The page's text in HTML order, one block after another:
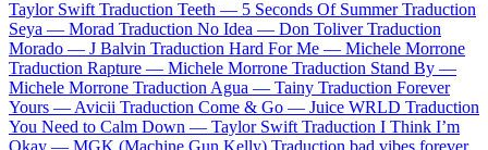
Taylor Swift Traduction Teeth — 5 Seconds Of Summer Traduction
Seya — Morad Traduction No Idea — Don Toliver Traduction
Morado — J Balvin Traduction Hard For Me — Michele Morrone
Traduction Rapture — Michele Morrone Traduction Stand By —
Michele Morrone Traduction Agua — Tainy Traduction Forever
Yours — Avicii Traduction Come & Go — Juice WRLD Traduction
You Need to Calm Down — Taylor Swift Traduction I Think I’m